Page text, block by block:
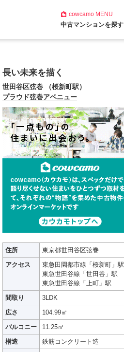
cowcamoMENU
中古マンションを探す
長い未来を描く
世田谷区弦巻 （桜新町駅）
プラウド弦巻アベニュー
住所
東京都世田谷区弦巻
アクセス
東急田園都市線「桜新町」駅
東急世田谷線「世田谷」駅
東急世田谷線「上町」駅
間取り
3LDK
広さ
104.99㎡
バルコニー
11.25㎡
構造
鉄筋コンクリート造